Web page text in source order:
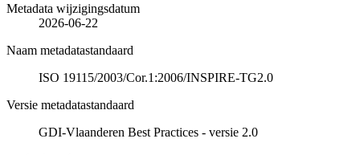
Metadata wijzigingsdatum
2026-06-22
Naam metadatastandaard
ISO 19115/2003/Cor.1:2006/INSPIRE-TG2.0
Versie metadatastandaard
GDI-Vlaanderen Best Practices - versie 2.0